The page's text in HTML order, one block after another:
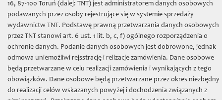
Toggle
TNT Projekty Granty badawcze
» Księgi rachunkowe
średniowiecznego Torunia
16, 87-100 Toruń (dalej: TNT) jest administratorem danych osobowych
podawanych przez osoby rejestrujące się w systemie sprzedaży
wydawnictw TNT. Podstawę prawną przetwarzania danych osobowych
przez TNT stanowi art. 6 ust. 1 lit. b, c, f) ogólnego rozporządzenia o
ochronie danych. Podanie danych osobowych jest dobrowone, jednak
odmowa uniemożliwi rejsstrację i relizacje zamówienia. Dane osobowe
będą przetwarzane w celu realizacji zamówienia i wynikających z tego
obowiązków. Dane osobowe będą przetwarzane przez okres niezbędny
do realizacji celów wskazanych powyżej i dochodzenia związanych z